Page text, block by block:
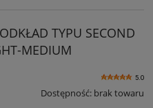
TYPU SECOND
MEDIUM
5.0
Dostępność: brak towaru